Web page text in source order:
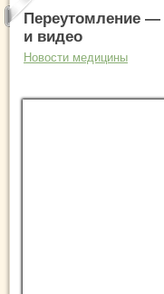
Переутомление
и видео
Новости медицины